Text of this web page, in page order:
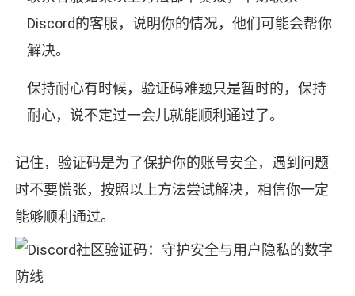
Discord的客服，说明你的情况，他们可能会帮你
解决。
保持耐心有时候，验证码难题只是暂时的，保持
耐心，说不定过一会儿就能顺利通过了。
记住，验证码是为了保护你的账号安全，遇到问题
时不要慌张，按照以上方法尝试解决，相信你一定
能够顺利通过。